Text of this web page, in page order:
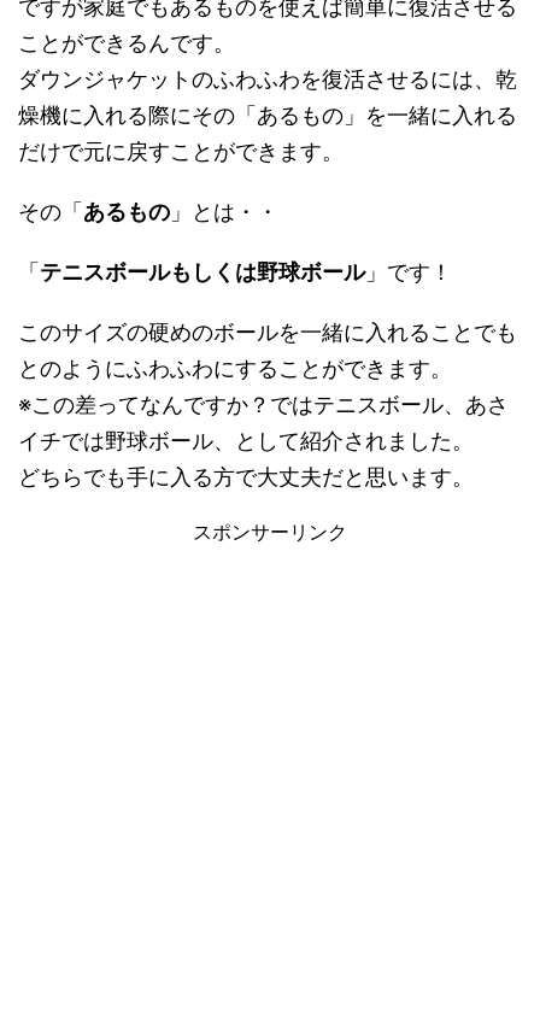
ですが家庭でもあるものを使えば簡単に復活させる
ことができるんです。
ダウンジャケットのふわふわを復活させるには、乾
燥機に入れる際にその「あるもの」を一緒に入れる
だけで元に戻すことができます。
その「あるもの 」とは・・
「テニスボールもしくは野球ボール」です！
このサイズの硬めのボールを一緒に入れることでも
とのようにふわふわにすることができます。
※この差ってなんですか？ではテニスボール、あさ
イチでは野球ボール、として紹介されました。
どちらでも手に入る方で大丈夫だと思います。
スポンサーリンク